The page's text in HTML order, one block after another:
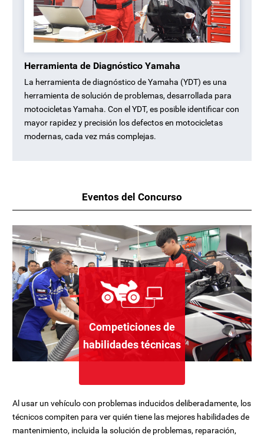
Herramienta de Diagnóstico Yamaha
La herramienta de diagnóstico de Yamaha (YDT) es una
herramienta de solución de problemas, desarrollada para
motocicletas Yamaha. Con el YDT, es posible identificar con
mayor rapidez y precisión los defectos en motocicletas
modernas, cada vez más complejas.
Eventos del Concurso
Competiciones de
habilidades técnicas
Al usar un vehículo con problemas inducidos deliberadamente, los
técnicos compiten para ver quién tiene las mejores habilidades de
mantenimiento, incluida la solución de problemas, reparación,